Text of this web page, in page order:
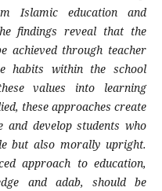
Islamic education and
findings reveal that the
achieved through teacher
habits within the school
values into learning
these approaches create
and develop students who
but also morally upright.
approach to education,
and adab, should be